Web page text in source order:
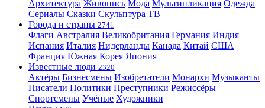
Архитектура Живопись Мода Мультипликация Одежда
Сериалы Сказки Скульптура ТВ
Города и страны 2741
Флаги Австралия Великобритания Германия Индия
Испания Италия Нидерланды Канада Китай США
Франция Южная Корея Япония
Известные люди 2320
Актёры Бизнесмены Изобретатели Монархи Музыканты
Писатели Политики Преступники Режиссёры
Спортсмены Учёные Художники